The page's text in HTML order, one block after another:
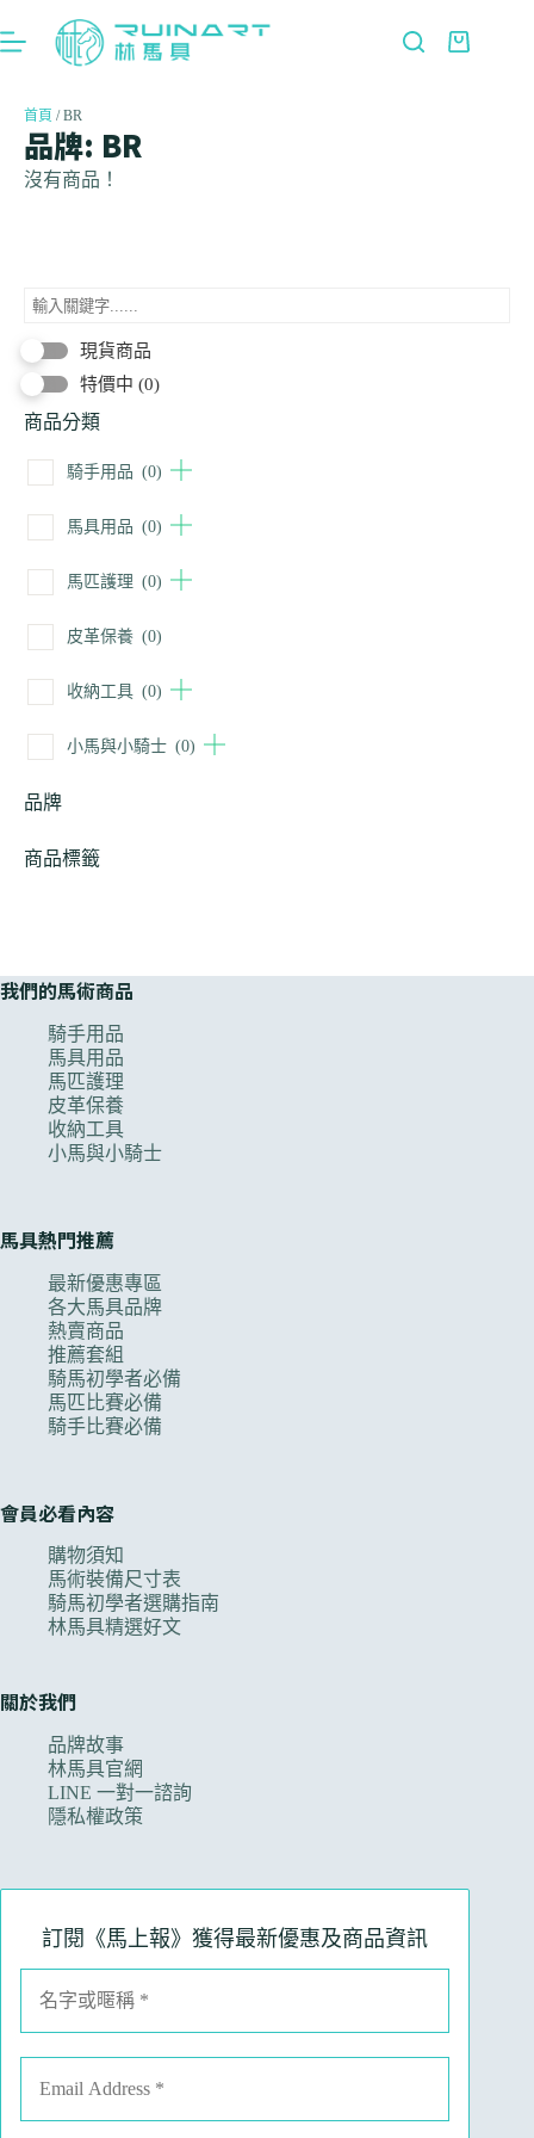
現貨商品
特價中 (0)
商品分類
騎手用品 (0)
馬具用品 (0)
馬匹護理 (0)
皮革保養 (0)
收納工具 (0)
小馬與小騎士 (0)
品牌
商品標籤
首頁 / BR
品牌: BR
沒有商品！
我們的馬術商品
騎手用品
馬具用品
馬匹護理
皮革保養
收納工具
小馬與小騎士
馬具熱門推薦
最新優惠專區
各大馬具品牌
熱賣商品
推薦套組
騎馬初學者必備
馬匹比賽必備
騎手比賽必備
會員必看內容
購物須知
馬術裝備尺寸表
騎馬初學者選購指南
林馬具精選好文
關於我們
品牌故事
林馬具官網
LINE 一對一諮詢
隱私權政策
訂閱《馬上報》獲得最新優惠及商品資訊